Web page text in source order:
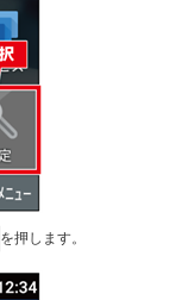
を押します。